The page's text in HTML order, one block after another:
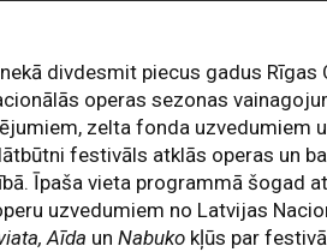
divdesmit piecus gadus
operas sezonas
zelta fonda uzvedumiem
festivāls atklās operas un
Īpaša vieta programmā šogad
uzvedumiem no Latvijas
Aīda unNabuko kļūs par